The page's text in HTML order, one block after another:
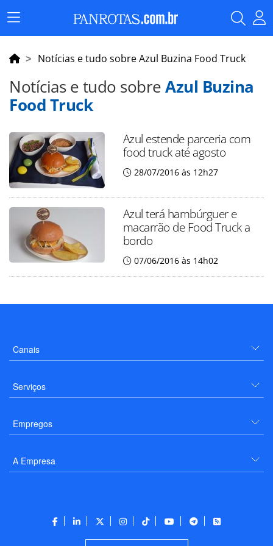
Menu
Principal
Notícias e tudo sobre Azul Buzina Food Truck
Notícias e tudo sobreAzul Buzina
Food Truck
Azul estende parceria com
food truck até agosto
28/07/2016 às 12h27
Azul terá hambúrguer e
macarrão de Food Truck a
bordo
07/06/2016 às 14h02
Canais
Serviços
Empregos
A Empresa